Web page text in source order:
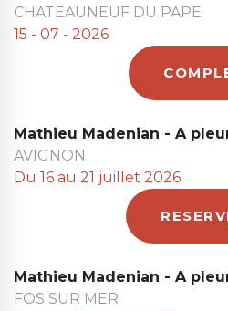
CHATEAUNEUF DU PAPE
15 - 07 - 2026
Mathieu Madenian - A
AVIGNON
Du 16 au 21 juillet 2026
Mathieu Madenian - A
FOS SUR MER